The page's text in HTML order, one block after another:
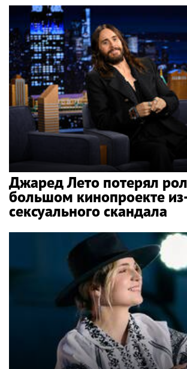
Джаред Лето потерял
большом кинопроекте
сексуального скандала